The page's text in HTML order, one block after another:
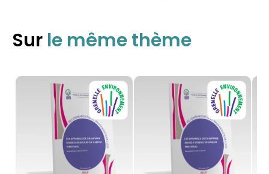
Sur le même thème